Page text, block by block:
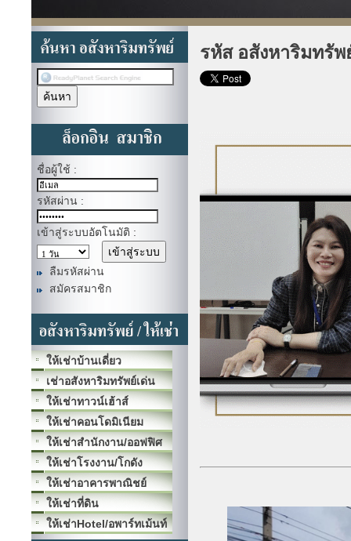
ชื่อผู้ใช้ :
รหัสผ่าน :
เข้าสู่ระบบอัตโนมัติ :
ลืมรหัสผ่าน
สมัครสมาชิก
ให้เช่าบ้านเดี่ยว
เช่าอสังหาริมทรัพย์เด่น
ให้เช่าทาวน์เฮ้าส์
ให้เช่าคอนโดมิเนียม
ให้เช่าสำนักงาน/ออฟฟิศ
ให้เช่าโรงงาน/โกดัง
ให้เช่าอาคารพาณิชย์
ให้เช่าที่ดิน
ให้เช่าHotel/อพาร์ทเม้นท์
รหัส อสังหาริมทรัพ